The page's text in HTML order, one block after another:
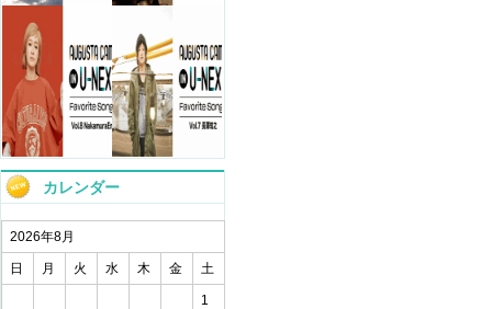
カレンダー
2026年8月
日 月 火 水 木 金 土
1